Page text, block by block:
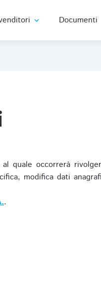
expand_more Documenti
quale occorrerà
modifica dati
.